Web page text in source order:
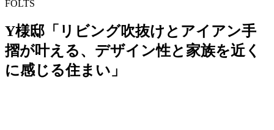
FOLTS
Y様邸「リビング吹抜けとアイアン手
摺が叶える、デザイン性と家族を近く
に感じる住まい」